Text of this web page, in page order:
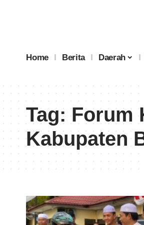
Home Berita Daerah
Tag:Forum
Kabupaten